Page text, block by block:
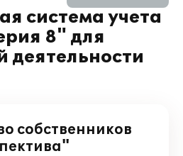
система учета
8" для
деятельности
собственников